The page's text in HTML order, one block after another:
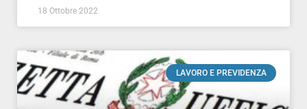
18 Ottobre 2022
LAVORO E PREVIDENZA